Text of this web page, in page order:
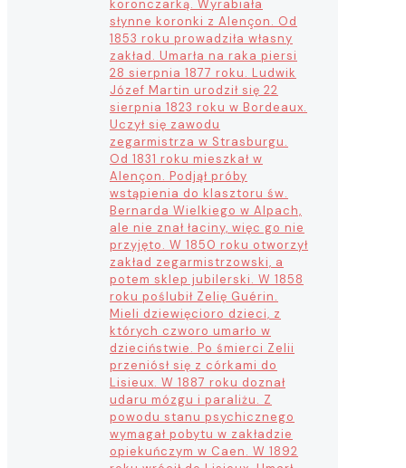
koronczarką. Wyrabiała
słynne koronki z Alençon. Od
1853 roku prowadziła własny
zakład. Umarła na raka piersi
28 sierpnia 1877 roku. Ludwik
Józef Martin urodził się 22
sierpnia 1823 roku w Bordeaux.
Uczył się zawodu
zegarmistrza w Strasburgu.
Od 1831 roku mieszkał w
Alençon. Podjął próby
wstąpienia do klasztoru św.
Bernarda Wielkiego w Alpach,
ale nie znał łaciny, więc go nie
przyjęto. W 1850 roku otworzył
zakład zegarmistrzowski, a
potem sklep jubilerski. W 1858
roku poślubił Zelię Guérin.
Mieli dziewięcioro dzieci, z
których czworo umarło w
dzieciństwie. Po śmierci Zelii
przeniósł się z córkami do
Lisieux. W 1887 roku doznał
udaru mózgu i paraliżu. Z
powodu stanu psychicznego
wymagał pobytu w zakładzie
opiekuńczym w Caen. W 1892